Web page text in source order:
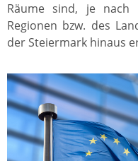
Räume sind, je nach
Regionen bzw. des
der Steiermark hinaus